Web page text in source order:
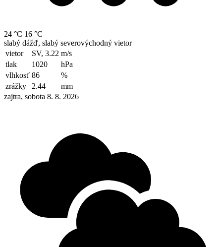
24 °C 16 °C
slabý dážď, slabý severovýchodný vietor
vietor
SV, 3.22 m/s
tlak
1020
hPa
vlhkosť 86
%
zrážky
2.44
mm
zajtra, sobota 8. 8. 2026